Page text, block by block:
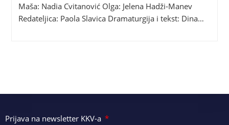
Maša: Nadia Cvitanović Olga: Jelena Hadži-Manev
Redateljica: Paola Slavica Dramaturgĳa i tekst: Dina…
Prijava na newsletter KKV-a